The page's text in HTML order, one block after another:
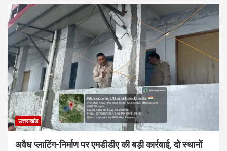
उत्तराखंड
अवैध प्लाटिंग-निर्माण पर एमडीडीए की बड़ी कार्रवाई, दो स्थानों